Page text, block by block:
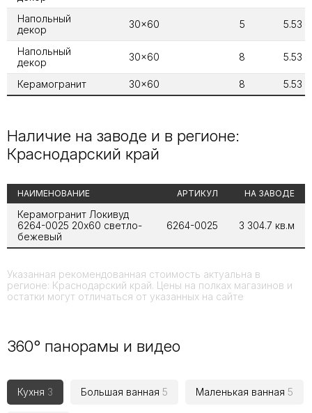
Напольный
декор
30x60 5 5.53
Напольный
декор
30x60 8 5.53
Керамогранит 30x60 8 5.53
Наличие на заводе и в регионе:
Краснодарский край
НАИМЕНОВАНИЕ АРТИКУЛ НА ЗАВОДЕ
Керамогранит Локивуд
6264-0025 20x60 светло-
бежевый
6264-0025 3 304.7 кв.м
Указанная рекомендованная стоимость актуальна в
регионе: Краснодарский край. Цены на полках магазинов и
остатки могут отличаться от указанных на сайте
360° панорамы и видео
Кухня 3 Большая ванная 5 Маленькая ванная 5